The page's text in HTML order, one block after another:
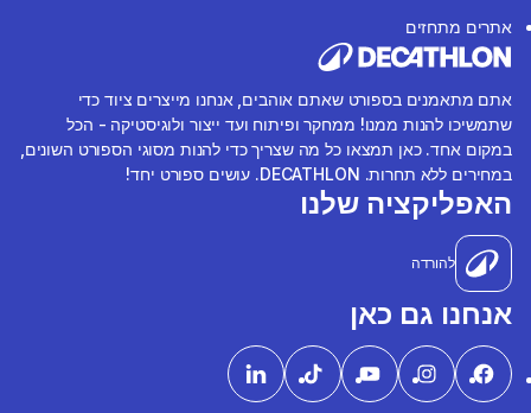
אתרים מתחזים
אתם מתאמנים בספורט שאתם אוהבים, אנחנו מייצרים ציוד כדי
שתמשיכו להנות ממנו! ממחקר ופיתוח ועד ייצור ולוגיסטיקה - הכל
במקום אחד. כאן תמצאו כל מה שצריך כדי להנות מסוגי הספורט השונים,
במחירים ללא תחרות. DECATHLON. עושים ספורט יחד!
האפליקציה שלנו
להורדה
אנחנו גם כאן